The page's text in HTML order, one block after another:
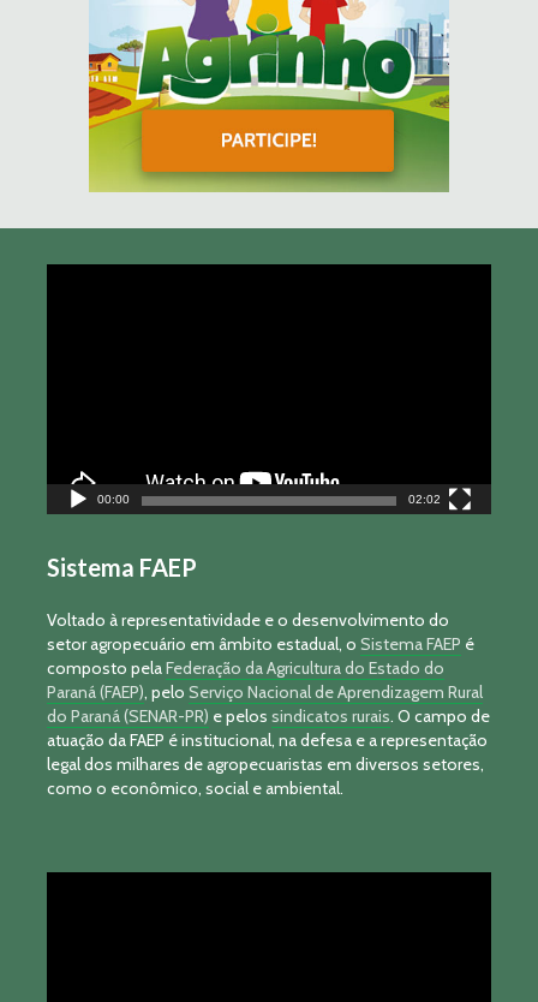
00:00 02:02
Sistema FAEP
Voltado à representatividade e o desenvolvimento do
setor agropecuário em âmbito estadual, o Sistema FAEP é
composto pelaFederação da Agricultura do Estado do
Paraná (FAEP), pelo Serviço Nacional de Aprendizagem Rural
do Paraná (SENAR-PR) e pelos sindicatos rurais. O campo de
atuação da FAEP é institucional, na defesa e a representação
legal dos milhares de agropecuaristas em diversos setores,
como o econômico, social e ambiental.